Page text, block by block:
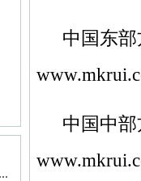
中国东
中国中